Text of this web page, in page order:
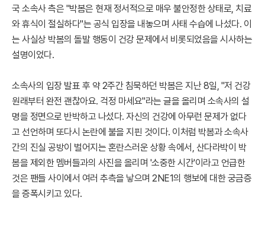
국 소속사 측은 "박봄은 현재 정서적으로 매우 불안정한 상태로, 치료
와 휴식이 절실하다"는 공식 입장을 내놓으며 사태 수습에 나섰다. 이
는 사실상 박봄의 돌발 행동이 건강 문제에서 비롯되었음을 시사하는
설명이었다.
소속사의 입장 발표 후 약 2주간 침묵하던 박봄은 지난 8일, "저 건강
원래부터 완전 괜찮아요. 걱정 마세요"라는 글을 올리며 소속사의 설
명을 정면으로 반박하고 나섰다. 자신의 건강에 아무런 문제가 없다
고 선언하며 또다시 논란에 불을 지핀 것이다. 이처럼 박봄과 소속사
간의 진실 공방이 벌어지는 혼란스러운 상황 속에서, 산다라박이 박
봄을 제외한 멤버들과의 사진을 올리며 '소중한 시간'이라고 언급한
것은 팬들 사이에서 여러 추측을 낳으며 2NE1의 행보에 대한 궁금증
을 증폭시키고 있다.